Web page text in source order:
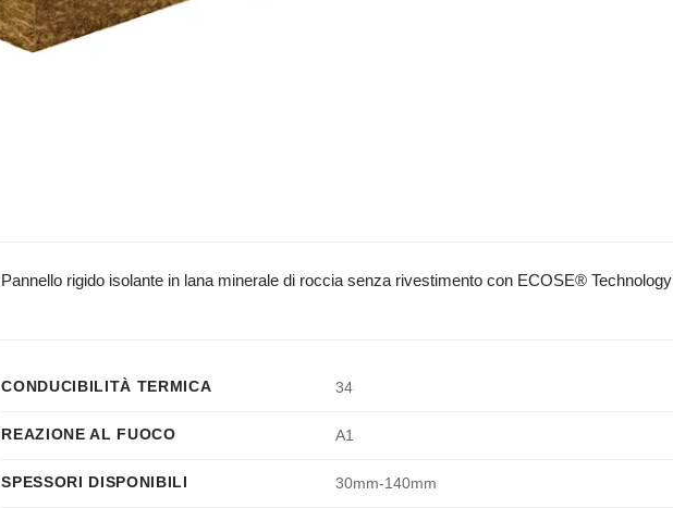
Pannello rigido isolante in lana minerale di roccia senza rivestimento con ECOSE® Technology
CONDUCIBILITÀ TERMICA 34
REAZIONE AL FUOCO A1
SPESSORI DISPONIBILI 30mm-140mm